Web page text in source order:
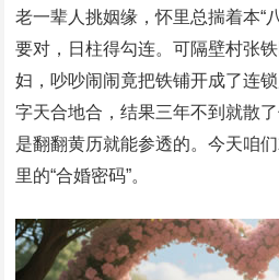
老一辈人挑姻缘，怀里总揣着本“
要对，日柱得勾连。可隔壁村张
妇，吵吵闹闹竟把铁铺开成了连
字天合地合，结果三年不到就散
是翻翻黄历就能参透的。今天咱
里的“合婚密码”。